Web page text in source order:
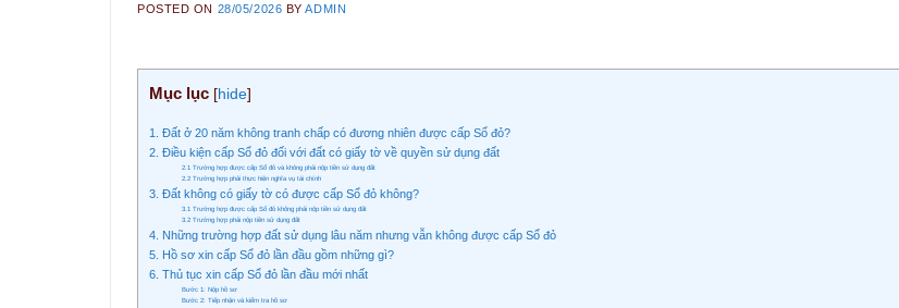
POSTED ON 28/05/2026 BYADMIN
Mục lục [hide]
1. Đất ở 20 năm không tranh chấp có đương nhiên được cấp Sổ đỏ?
2. Điều kiện cấp Sổ đỏ đối với đất có giấy tờ về quyền sử dụng đất
2.1 Trường hợp được cấp Sổ đỏ và không phải nộp tiền sử dụng đất
2.2 Trường hợp phải thực hiện nghĩa vụ tài chính
3. Đất không có giấy tờ có được cấp Sổ đỏ không?
3.1 Trường hợp được cấp Sổ đỏ không phải nộp tiền sử dụng đất
3.2 Trường hợp phải nộp tiền sử dụng đất
4. Những trường hợp đất sử dụng lâu năm nhưng vẫn không được cấp Sổ đỏ
5. Hồ sơ xin cấp Sổ đỏ lần đầu gồm những gì?
6. Thủ tục xin cấp Sổ đỏ lần đầu mới nhất
Bước 1: Nộp hồ sơ
Bước 2: Tiếp nhận và kiểm tra hồ sơ